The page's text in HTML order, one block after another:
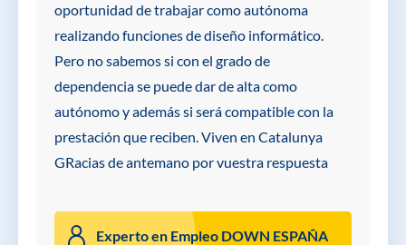
oportunidad de trabajar como autónoma
realizando funciones de diseño informático.
Pero no sabemos si con el grado de
dependencia se puede dar de alta como
autónomo y además si será compatible con la
prestación que reciben. Viven en Catalunya
GRacias de antemano por vuestra respuesta
Experto en Empleo DOWN ESPAÑA